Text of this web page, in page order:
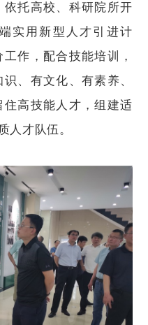
托高校、科研院所开
实用新型人才引进计
作，配合技能培训，
、有文化、有素养、
高技能人才，组建适
人才队伍。